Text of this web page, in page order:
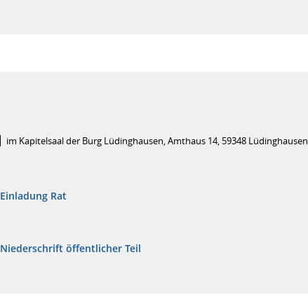
im Kapitelsaal der Burg Lüdinghausen, Amthaus 14, 59348 Lüdinghausen
Einladung Rat
Niederschrift öffentlicher Teil